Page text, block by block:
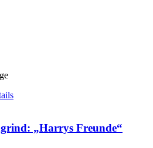
„Harrys Freunde“